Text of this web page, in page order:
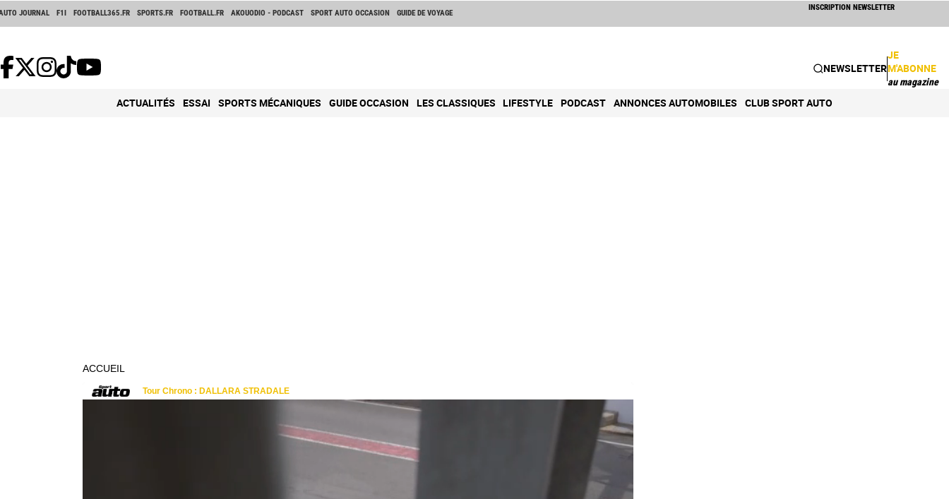
JOURNAL F1I FOOTBALL365.FR SPORTS.FR FOOTBALL.FR AKOUODIO - PODCAST SPORT AUTO OCCASION GUIDE DE VOYAGE
INSCRIPTION NEWSLETTER
NEWSLETTER
JE
M'ABONNE
au magazine
ACTUALITÉS ESSAI SPORTS MÉCANIQUES GUIDE OCCASION LES CLASSIQUES LIFESTYLE PODCAST ANNONCES AUTOMOBILES CLUB SPORT AUTO
ACCUEIL